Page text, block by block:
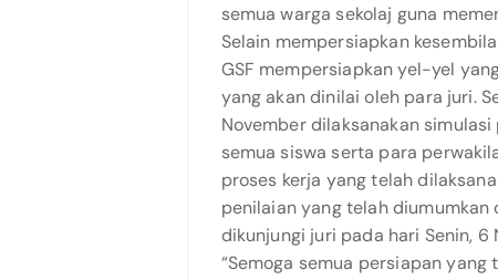
semua warga sekolaj guna
Selain mempersiapkan
GSF mempersiapkan yel-yel
yang akan dinilai oleh para juri.
November dilaksanakan
semua siswa serta para
proses kerja yang telah
penilaian yang telah diumumkan
dikunjungi juri pada hari Senin, 6
“Semoga semua persiapan